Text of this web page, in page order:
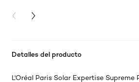
PREVIOUS CARD
NEXT CARD
Detalles del producto
L'Oréal Paris Solar Expertise Supreme